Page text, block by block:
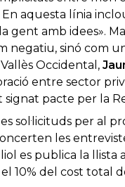
aquesta línia
gent amb idees».
sinó com
Occidental,
entre sector
pacte per la
sol·licituds per al
les
es publica la
10% del cost total